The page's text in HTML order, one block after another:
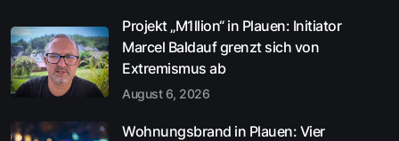
Projekt „M1llion“ in Plauen: Initiator
Marcel Baldauf grenzt sich von
Extremismus ab
August 6, 2026
Wohnungsbrand in Plauen: Vier